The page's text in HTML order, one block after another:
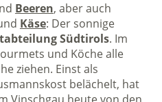
Beeren, aber auch
Käse: Der sonnige
Südtirols. Im
und Köche alle
ziehen. Einst als
belächelt, hat